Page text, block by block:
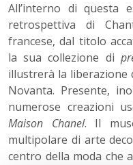
All’interno di questa
retrospettiva di
francese, dal titolo
la sua collezione di
illustrerà la liberazione
Novanta. Presente,
numerose creazioni
Maison Chanel. Il
multipolare di arte
centro della moda che